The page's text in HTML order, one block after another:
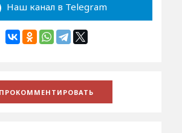
Наш канал в Telegram